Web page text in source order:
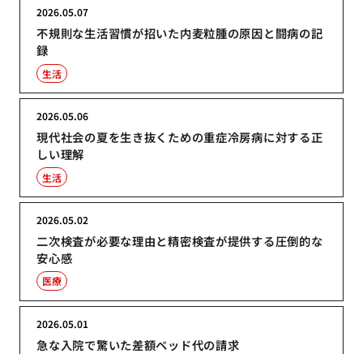
不規則な生活習慣が招いた内麦粒腫の原因と闘病の記
録
2026.05.07
生活
現代社会の夏を生き抜くための重症冷房病に対する正
しい理解
2026.05.06
生活
二次検査が必要な理由と精密検査が提供する圧倒的な
安心感
2026.05.02
医療
急な入院で驚いた差額ベッド代の請求
2026.05.01